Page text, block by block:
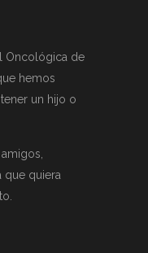
Oncológica de
hemos
un hijo o
que quiera